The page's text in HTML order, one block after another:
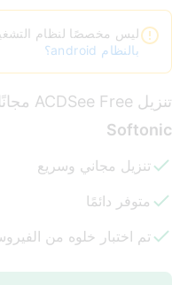
ليس مخصصًا لنظام
بالنظام android؟
تنزيل ACDSee Free مجانًا.
Softonic
تنزيل مجاني وسريع
متوفر دائمًا
تم اختبار خلوه من